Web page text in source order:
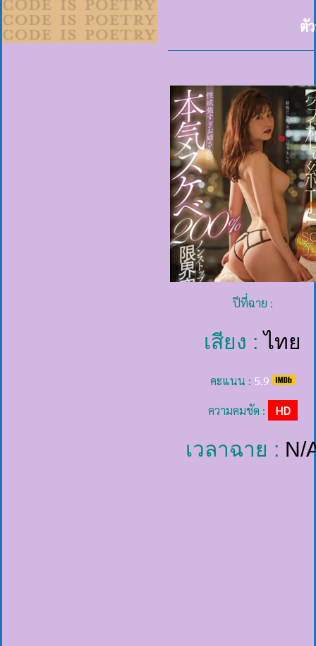
ตั
ปีที่ฉาย :
เสียง :ไทย
คะแนน : 5.9
ความคมชัด :
HD
เวลาฉาย : N/